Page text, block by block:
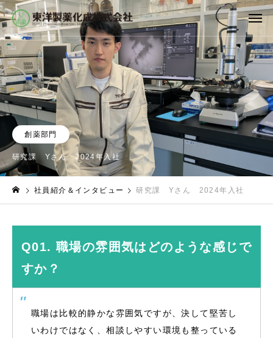
創薬部門
研究課 Yさん 2024年入社
社員紹介＆インタビュー 研究課 Yさん 2024年入社
Q01. 職場の雰囲気はどのような感じで
すか？
職場は比較的静かな雰囲気ですが、決して堅苦し
いわけではなく、相談しやすい環境も整っている